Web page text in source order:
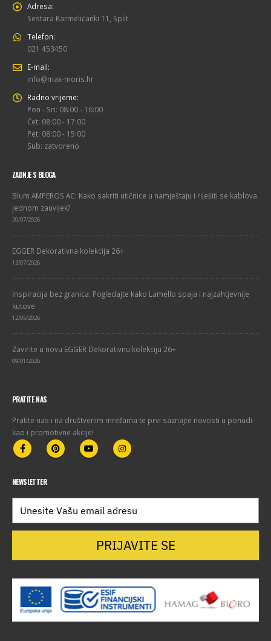
Adresa:
Sestara Karmelićanki 11, Split
Telefon:
021 453450
E-mail:
info@max-moris.hr
Radno vrijeme:
Pon - Sri: 08:00 - 16:00
Čet: 08:00 - 17:00
Pet: 08:00 - 15:00
Sub: zatvoreno
ZADNJE S BLOGA
Blum AMPEROS AC: Kako sakriti utičnice u namještaju i riješiti se kablova
jednom zauvijek?
20/07/2026
EGGER Dekorativna kolekcija 26+
13/07/2026
Inspiracija bez granica: Pogledajte kako Lamello spaja i najzahtjevnije
kutove
12/05/2026
Zavirite u novu EGGER Dekorativnu kolekciju 26+
09/01/2026
PRATITE NAS
Pratite nas i na društvenim mrežama te prvi saznajte novosti u ponudi
kao i promotivne akcije!
NEWSLETTER
PRIJAVITE SE